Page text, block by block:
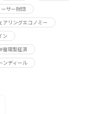
サー財団
アリングエコノミー
ン
#循環型経済
ンディール